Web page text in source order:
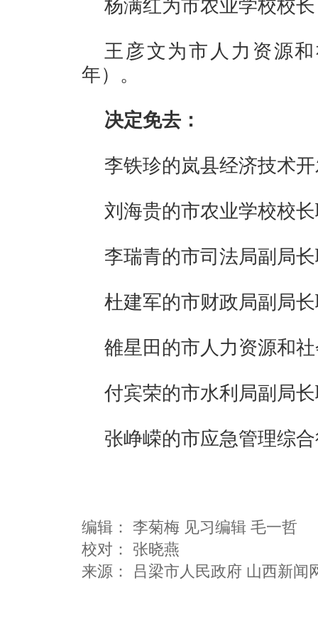
杨满红为市农业学校校
王彦文为市人力资源
年）。
决定免去：
李铁珍的岚县经济技术
刘海贵的市农业学校校
李瑞青的市司法局副局
杜建军的市财政局副局
雒星田的市人力资源和
付宾荣的市水利局副局
张峥嵘的市应急管理综
编辑： 李菊梅 见习编辑 毛一哲
校对： 张晓燕